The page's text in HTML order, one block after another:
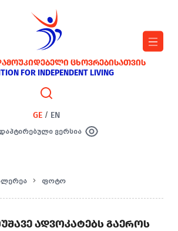
ᲪᲮᲝᲕᲠᲔᲑᲘᲡᲐᲗᲕᲘᲡ
FOR INDEPENDENT LIVING
GE / EN
ვერსია
ფოტო
ᲐᲓᲕᲝᲙᲐᲢᲔᲑᲡ ᲒᲐᲔᲠᲝᲡ